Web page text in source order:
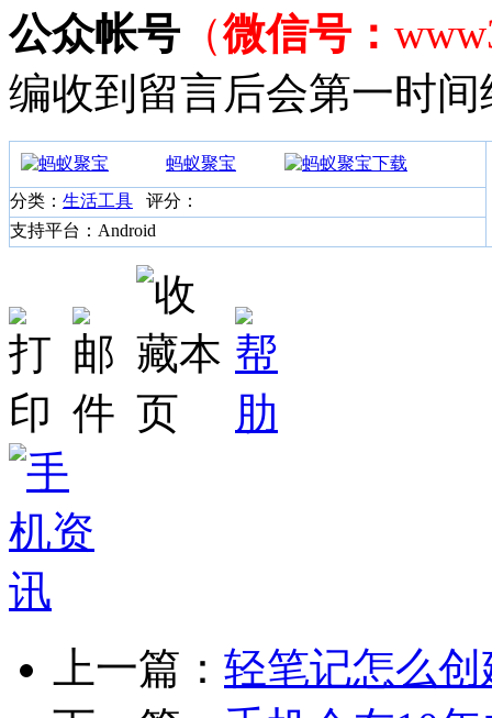
公众帐号（微信号：
编收到留言后会第一时
蚂蚁聚宝
分类： 生活工具 评分：
支持平台：Android
上一篇： 轻笔记怎么